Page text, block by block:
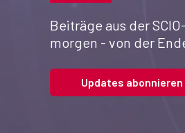
Beiträge aus der
morgen - von der
Updates abonnieren